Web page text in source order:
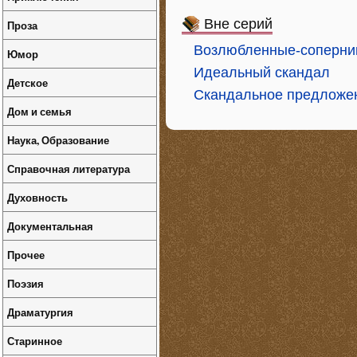
Вне серий
Возлюбленные-
Идеальный скандал
Скандальное
Проза
Юмор
Детское
Дом и семья
Наука, Образование
Справочная литература
Духовность
Документальная
Прочее
Поэзия
Драматургия
Старинное